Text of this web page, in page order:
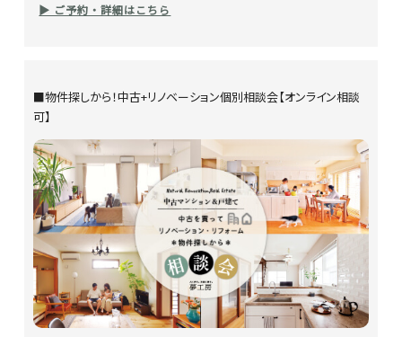
▶ ご予約・詳細はこちら
■物件探しから！中古+リノベーション個別相談会【オンライン相談
可】